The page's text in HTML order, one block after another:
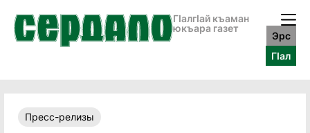
ГӀалгӀай къаман
юкъара газет
Эрс
ГӀал
Пресс-релизы